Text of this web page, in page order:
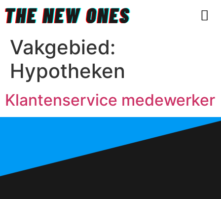
Vakgebied:
Hypotheken
Klantenservice medewerker